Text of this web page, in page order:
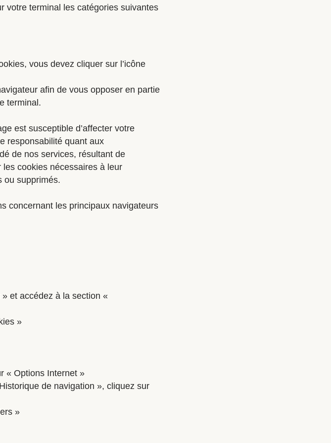
votre terminal les catégories suivantes
vous devez cliquer sur l’icône
afin de vous opposer en partie
terminal.
est susceptible d’affecter votre
responsabilité quant aux
de nos services, résultant de
les cookies nécessaires à leur
ou supprimés.
concernant les principaux navigateurs
et accédez à la section «
»
« Options Internet »
de navigation », cliquez sur
»